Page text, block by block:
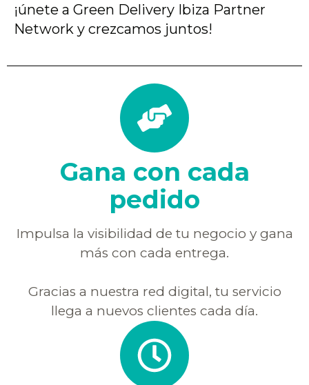
¡únete a Green Delivery Ibiza Partner
Network y crezcamos juntos!
Gana con cada
pedido
Impulsa la visibilidad de tu negocio y gana
más con cada entrega.
Gracias a nuestra red digital, tu servicio
llega a nuevos clientes cada día.